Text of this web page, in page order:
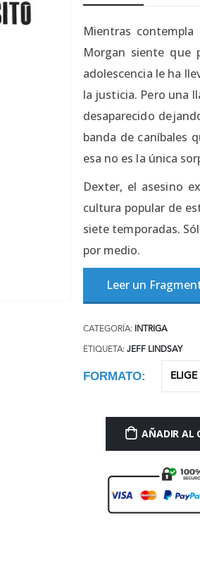
Mientras
Morgan siente que
adolescencia le ha
la justicia. Pero una
desaparecido
banda de caníbales
esa no es la única
Dexter, el asesino
cultura popular de
siete temporadas.
por medio.
Leer un
CATEGORÍA: INTRIGA
ETIQUETA: JEFF LINDSAY
FORMATO
AÑADIR AL